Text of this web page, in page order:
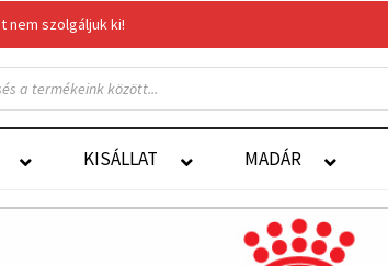
KISÁLLAT MADÁR
nem szolgáljuk ki!